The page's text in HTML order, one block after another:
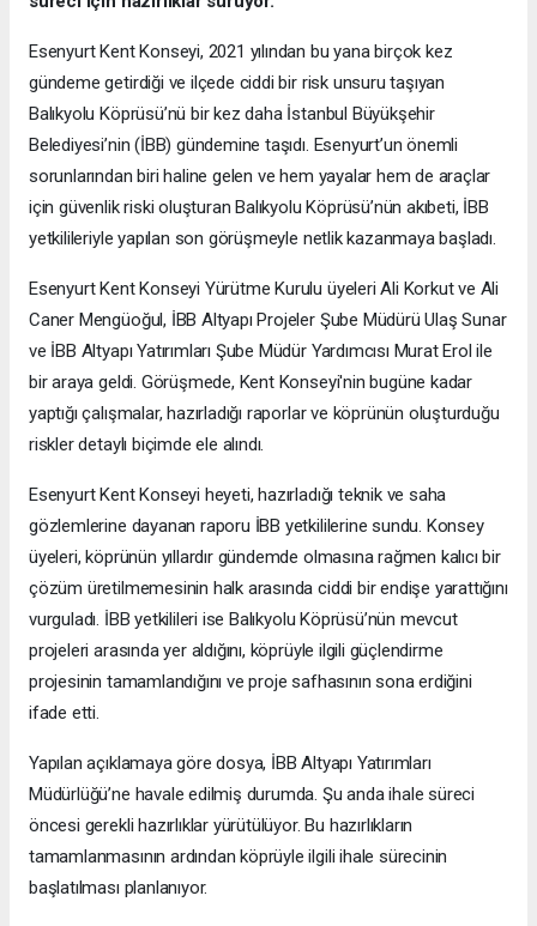
Esenyurt Kent Konseyi, 2021 yılından bu yana birçok kez
gündeme getirdiği ve ilçede ciddi bir risk unsuru taşıyan
Balıkyolu Köprüsü’nü bir kez daha İstanbul Büyükşehir
Belediyesi’nin (İBB) gündemine taşıdı. Esenyurt’un önemli
sorunlarından biri haline gelen ve hem yayalar hem de araçlar
için güvenlik riski oluşturan Balıkyolu Köprüsü’nün akıbeti, İBB
yetkilileriyle yapılan son görüşmeyle netlik kazanmaya başladı.
Esenyurt Kent Konseyi Yürütme Kurulu üyeleri Ali Korkut ve Ali
Caner Mengüoğul, İBB Altyapı Projeler Şube Müdürü Ulaş Sunar
ve İBB Altyapı Yatırımları Şube Müdür Yardımcısı Murat Erol ile
bir araya geldi. Görüşmede, Kent Konseyi'nin bugüne kadar
yaptığı çalışmalar, hazırladığı raporlar ve köprünün oluşturduğu
riskler detaylı biçimde ele alındı.
Esenyurt Kent Konseyi heyeti, hazırladığı teknik ve saha
gözlemlerine dayanan raporu İBB yetkililerine sundu. Konsey
üyeleri, köprünün yıllardır gündemde olmasına rağmen kalıcı bir
çözüm üretilmemesinin halk arasında ciddi bir endişe yarattığını
vurguladı. İBB yetkilileri ise Balıkyolu Köprüsü’nün mevcut
projeleri arasında yer aldığını, köprüyle ilgili güçlendirme
projesinin tamamlandığını ve proje safhasının sona erdiğini
ifade etti.
Yapılan açıklamaya göre dosya, İBB Altyapı Yatırımları
Müdürlüğü’ne havale edilmiş durumda. Şu anda ihale süreci
öncesi gerekli hazırlıklar yürütülüyor. Bu hazırlıkların
tamamlanmasının ardından köprüyle ilgili ihale sürecinin
başlatılması planlanıyor.